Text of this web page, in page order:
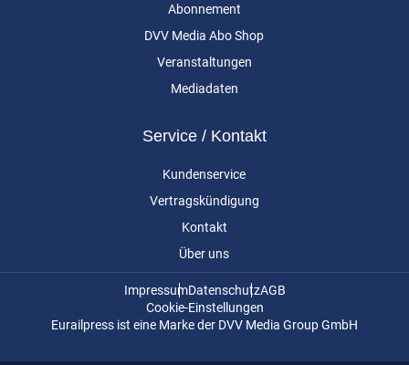
Abonnement
DVV Media Abo Shop
Veranstaltungen
Mediadaten
Service / Kontakt
Kundenservice
Vertragskündigung
Kontakt
Über uns
ImpressumDatenschutzAGB
Cookie-Einstellungen
Eurailpress ist eine Marke der DVV Media Group GmbH